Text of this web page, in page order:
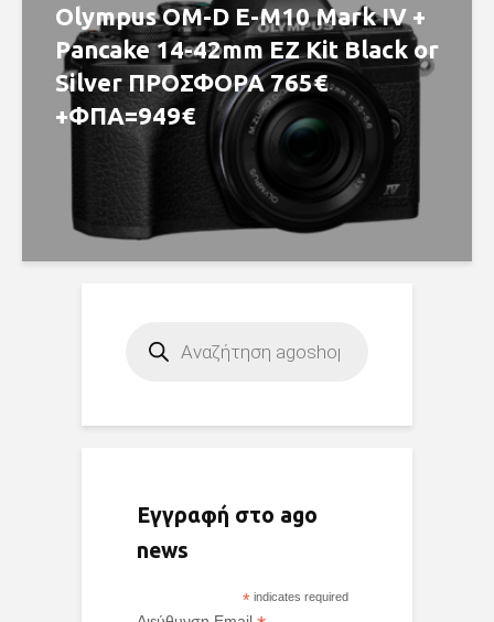
Olympus OM-D E-M10 Mark IV +
Pancake 14-42mm EZ Kit Black or
Silver ΠΡΟΣΦΟΡΑ 765€
+ΦΠΑ=949€
search
Εγγραφή στο ago
news
* indicates required